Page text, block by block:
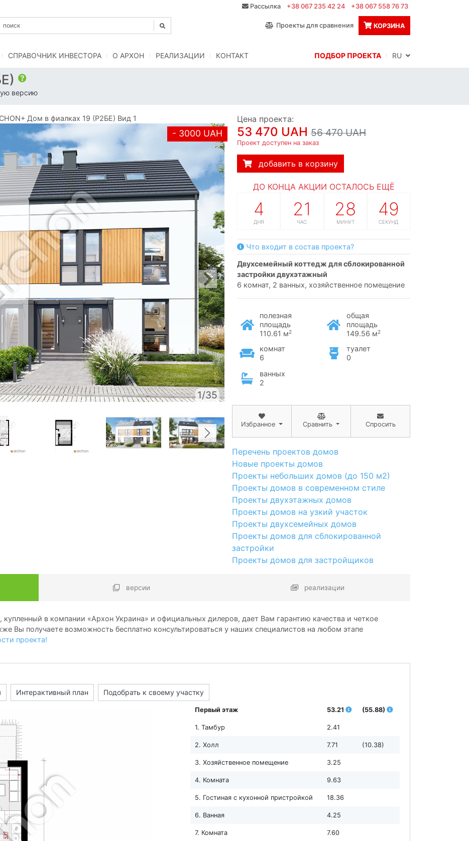
Рассылка +38 067 235 42 24 +38 067 558 76 73
Проекты для сравнения КОРЗИНА
СПРАВОЧНИК ИНВЕСТОРА O АРХОН РЕАЛИЗАЦИИ КОНТАКТ ПОДБОР ПРОЕКТА
версию
Дом в фиалках 19 (Р2БЕ) Вид 1
- 3000 UAH
1/35
Цена проекта:
53 470 UAH 56 470 UAH
Проект доступен на заказ
добавить в корзину
ДО КОНЦА АКЦИИ ОСТАЛОСЬ ЕЩЁ
4
ДНЯ
21
ЧАС
28
МИНУТ
48
СЕКУНД
Что входит в состав проекта?
двухсемейный коттедж для сблокированной
застройки двухэтажный
6 комнат, 2 ванных, хозяйственное помещение
полезная
площадь
110.61 м2
общая
площадь
149.56 м2
комнат
6
туалет
0
ванных
2
Избранное Сравнить Спросить
Перечень проектов домов
Новые проекты домов
Проекты небольших домов (до 150 м2)
Проекты домов в современном стиле
Проекты двухэтажных домов
Проекты домов на узкий участок
Проекты двухсемейных домов
Проекты домов для сблокированной
застройки
Проекты домов для застройщиков
версии реализации
купленный в компании «Архон Украина» и официальных дилеров, дает Вам гарантию качества и четкое
Вы получаете возможность бесплатно консультироваться у наших специалистов на любом этапе
проекта!
Интерактивный план Подобрать к своему участку
Первый этаж 53.21 (55.88)
1. Тамбур 2.41
2. Холл 7.71 (10.38)
3. Хозяйственное помещение 3.25
4. Комната 9.63
5. Гостиная с кухонной пристройкой 18.36
6. Ванная 4.25
7. Комната 7.60